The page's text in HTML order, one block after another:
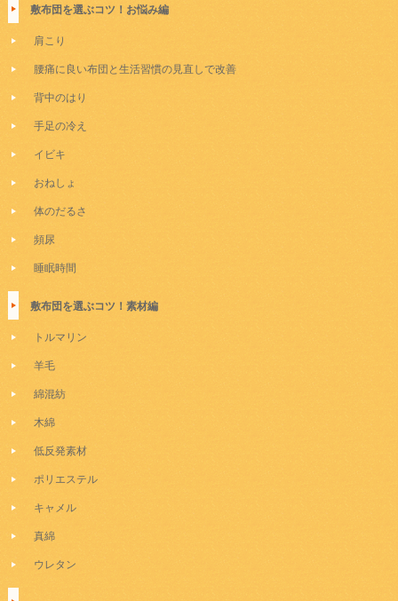
敷布団を選ぶコツ！お悩み編
肩こり
腰痛に良い布団と生活習慣の見直しで改善
背中のはり
手足の冷え
イビキ
おねしょ
体のだるさ
頻尿
睡眠時間
敷布団を選ぶコツ！素材編
トルマリン
羊毛
綿混紡
木綿
低反発素材
ポリエステル
キャメル
真綿
ウレタン